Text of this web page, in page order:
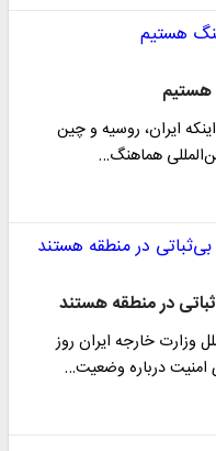
ایران، روسیه و چین
هماهنگ…
در منطقه هستند
وزارت خارجه ایران روز
درباره وضعیت…